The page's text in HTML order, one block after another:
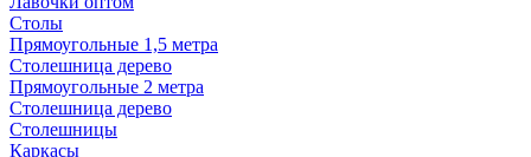
Столы
Прямоугольные 1,5 метра
Столешница дерево
Прямоугольные 2 метра
Столешница дерево
Столешницы
Каркасы